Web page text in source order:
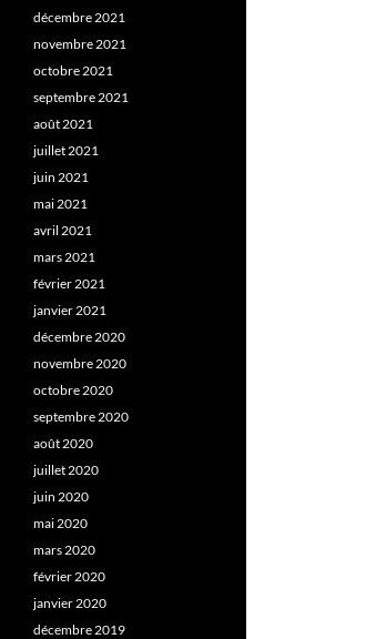
décembre 2021
novembre 2021
octobre 2021
septembre 2021
août 2021
juillet 2021
juin 2021
mai 2021
avril 2021
mars 2021
février 2021
janvier 2021
décembre 2020
novembre 2020
octobre 2020
septembre 2020
août 2020
juillet 2020
juin 2020
mai 2020
mars 2020
février 2020
janvier 2020
décembre 2019